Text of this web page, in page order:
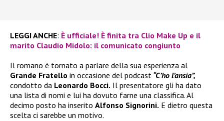
LEGGI ANCHE: È ufficiale! È finita tra Clio Make Up e il
marito Claudio Midolo: il comunicato congiunto
Il romano è tornato a parlare della sua esperienza al
Grande Fratello in occasione del podcast “C’ho l’ansia”,
condotto da Leonardo Bocci. Il presentatore gli ha dato
una lista di nomi e lui ha dovuto farne una classifica. Al
decimo posto ha inserito Alfonso Signorini. E dietro questa
scelta ci sarebbe un motivo.